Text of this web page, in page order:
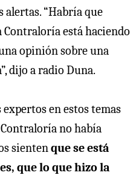
alertas. “Habría que
está haciendo
opinión sobre una
dijo a radio Duna.
expertos en estos temas
Contraloría no había
sientenque se está
que lo que hizo la